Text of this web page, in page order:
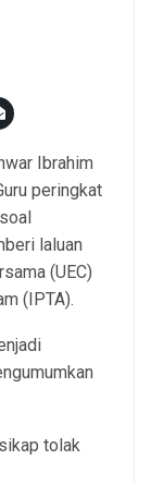
Ibrahim
peringkat
laluan
(UEC)
(IPTA).
tolak